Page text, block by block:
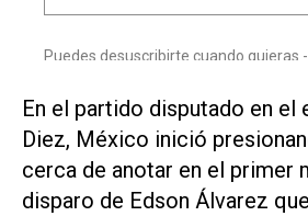
En el partido disputado en el
Diez, México inició
cerca de anotar en el primer
disparo de Edson Álvarez